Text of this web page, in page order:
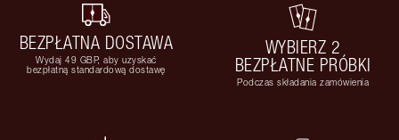
BEZPŁATNA DOSTAWA
Wydaj 49 GBP, aby uzyskać
bezpłatną standardową dostawę
WYBIERZ 2
BEZPŁATNE PRÓBKI
Podczas składania zamówienia